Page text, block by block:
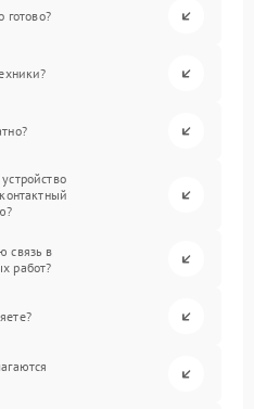
готово?
связь в
работ?